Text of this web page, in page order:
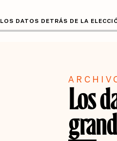
LOS DATOS DETRÁS DE LA
Los